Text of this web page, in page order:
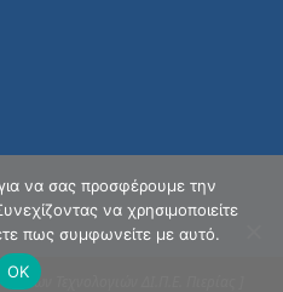
Νέων Τεχνολογιών ΔΙ.Π.Ε. Πιερίας ]
να σας προσφέρουμε την
να χρησιμοποιείτε
πως συμφωνείτε με αυτό.
ΟΚ